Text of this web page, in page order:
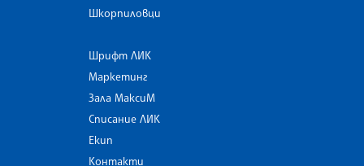
Шкорпиловци
Шрифт ЛИК
Маркетинг
Зала МаксиМ
Списание ЛИК
Екип
Контакти